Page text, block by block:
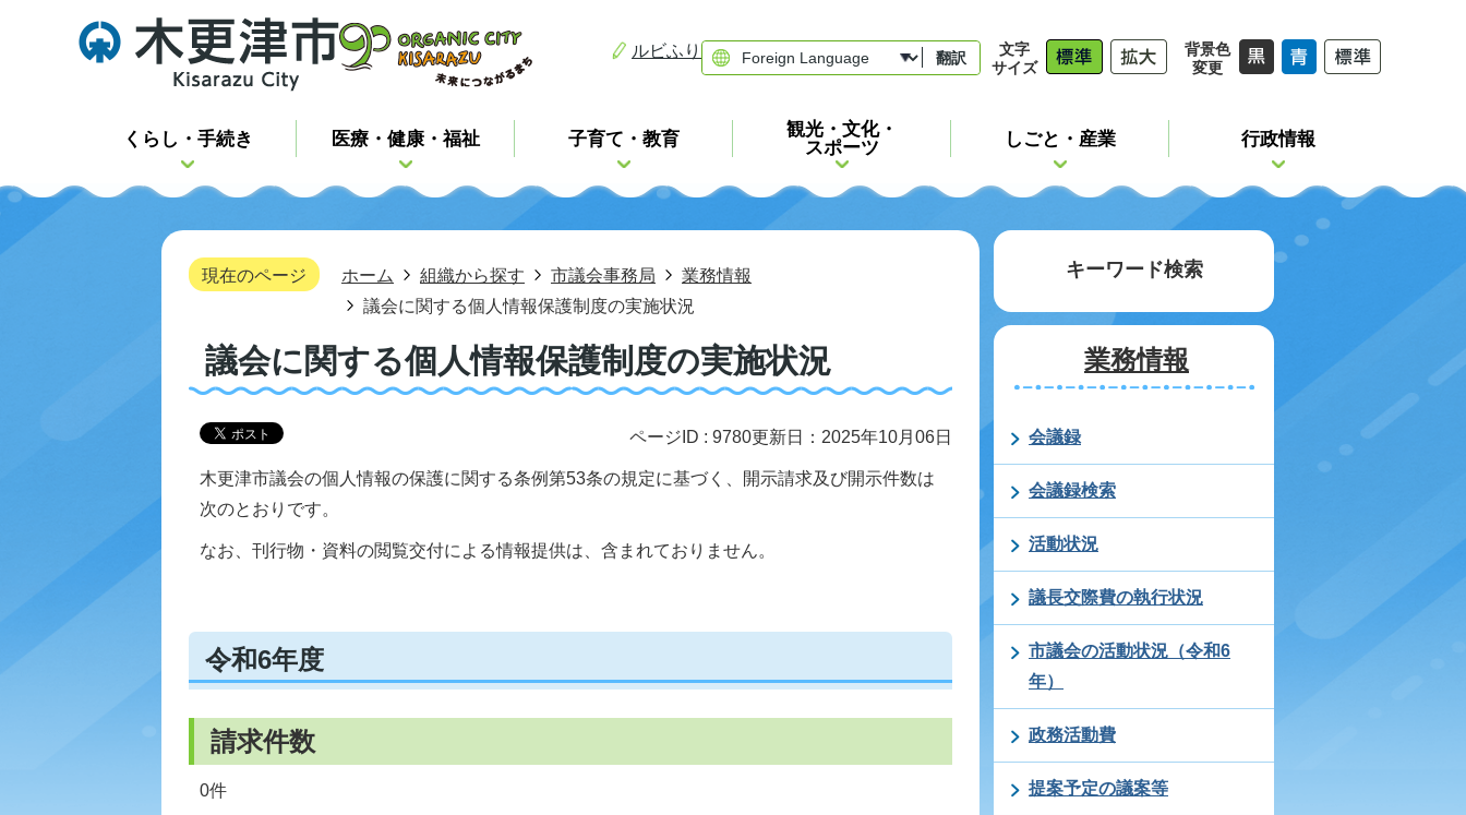
ルビふり 翻訳
文字
サイズ
背景色
変更
くらし・手続き 医療・健康・福祉 子育て・教育
観光・文化・
スポーツ
しごと・産業 行政情報
現在のページ ホーム 組織から探す 市議会事務局
業務情報
議会に関する個人情報保護制度の実施状況
議会に関する個人情報保護制度の実施状況
ページID : 9780更新日：2025年10月06日
木更津市議会の個人情報の保護に関する条例第53条の規定に基づく、開示請求及び開示件数は
次のとおりです。
なお、刊行物・資料の閲覧交付による情報提供は、含まれておりません。
令和6年度
請求件数
0件
キーワード検索
業務情報
会議録
会議録検索
活動状況
議長交際費の執行状況
市議会の活動状況（令和6
年）
政務活動費
提案予定の議案等